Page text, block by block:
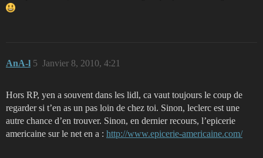
AnA-l Janvier 8, 2010, 4:21
5
Hors RP, yen a souvent dans les lidl, ca vaut toujours le coup de
regarder si t’en as un pas loin de chez toi. Sinon, leclerc est une
autre chance d’en trouver. Sinon, en dernier recours, l’epicerie
americaine sur le net en a : http://www.epicerie-americaine.com/